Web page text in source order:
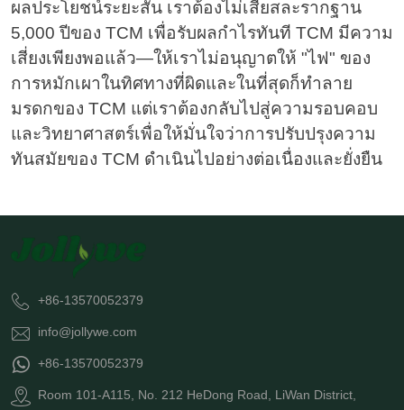
ผลประโยชน์ระยะสั้น เราต้องไม่เสียสละรากฐาน
5,000 ปีของ TCM เพื่อรับผลกำไรทันที TCM มีความ
เสี่ยงเพียงพอแล้ว—ให้เราไม่อนุญาตให้ "ไฟ" ของ
การหมักเผาในทิศทางที่ผิดและในที่สุดก็ทำลาย
มรดกของ TCM แต่เราต้องกลับไปสู่ความรอบคอบ
และวิทยาศาสตร์เพื่อให้มั่นใจว่าการปรับปรุงความ
ทันสมัยของ TCM ดำเนินไปอย่างต่อเนื่องและยั่งยืน
+86-13570052379
info@jollywe.com
+86-13570052379
Room 101-A115, No. 212 HeDong Road, LiWan District,